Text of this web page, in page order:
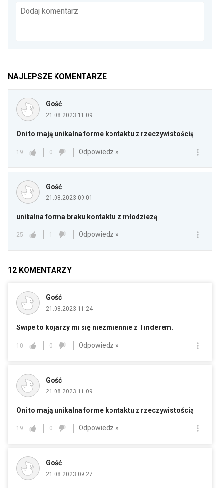
Dodaj komentarz
NAJLEPSZE KOMENTARZE
Gość
21.08.2023 11:09
Oni to mają unikalna forme kontaktu z rzeczywistością
19 0 Odpowiedz »
Gość
21.08.2023 09:01
unikalna forma braku kontaktu z młodziezą
25 1 Odpowiedz »
12 KOMENTARZY
Gość
21.08.2023 11:24
Swipe to kojarzy mi się niezmiennie z Tinderem.
10 0 Odpowiedz »
Gość
21.08.2023 11:09
Oni to mają unikalna forme kontaktu z rzeczywistością
19 0 Odpowiedz »
Gość
21.08.2023 09:27